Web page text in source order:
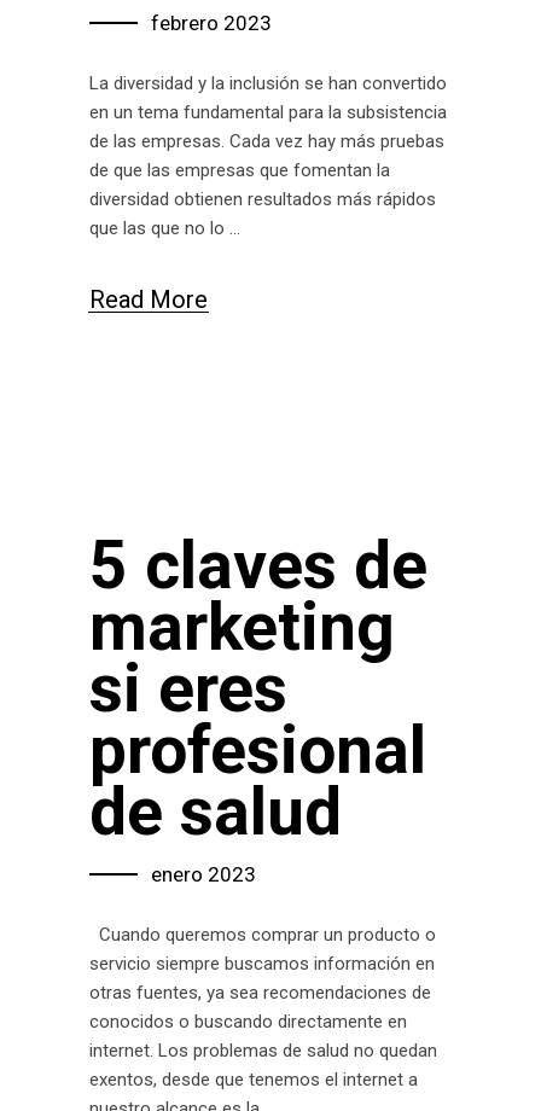
febrero 2023
La diversidad y la inclusión se han convertido
en un tema fundamental para la subsistencia
de las empresas. Cada vez hay más pruebas
de que las empresas que fomentan la
diversidad obtienen resultados más rápidos
que las que no lo
Read More
5 claves de
marketing
si eres
profesional
de salud
enero 2023
Cuando queremos comprar un producto o
servicio siempre buscamos información en
otras fuentes, ya sea recomendaciones de
conocidos o buscando directamente en
internet. Los problemas de salud no quedan
exentos, desde que tenemos el internet a